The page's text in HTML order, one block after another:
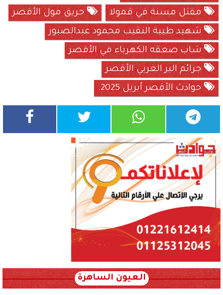
مقتل مسنة في قمولا
حريق مول الأقصر
شهيد طيبة النقيب محمود عبدالصبور
شاب صعقه الكهرباء في الأقصر
جرائم البر الغربي الأقصر
حوادث الأقصر أبريل 2025.
العيون الساهرة